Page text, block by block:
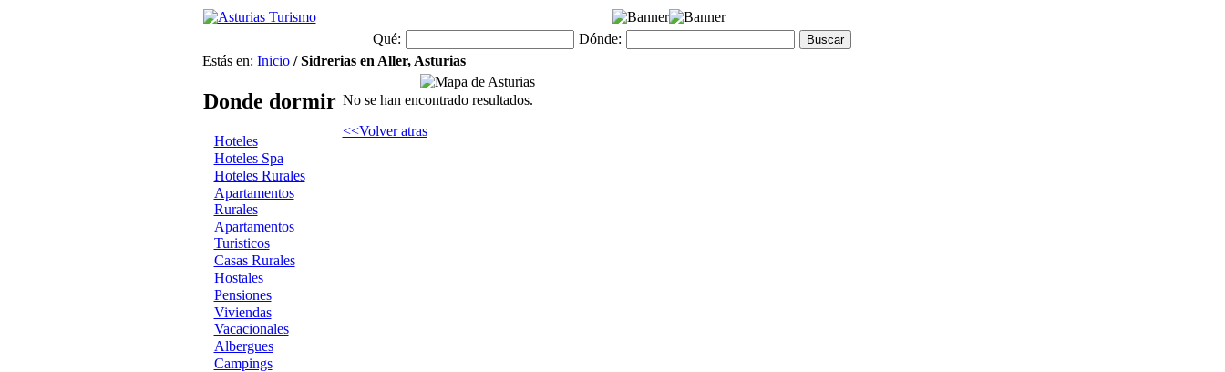
Qué:
Dónde:
Estás en: Inicio/ Sidrerias en Aller, Asturias
Donde dormir
Hoteles
Hoteles Spa
Hoteles Rurales
Apartamentos
Rurales
Apartamentos
Turisticos
Casas Rurales
Hostales
Pensiones
Viviendas
Vacacionales
Albergues
Campings
No se han encontrado resultados.
<<Volver atras